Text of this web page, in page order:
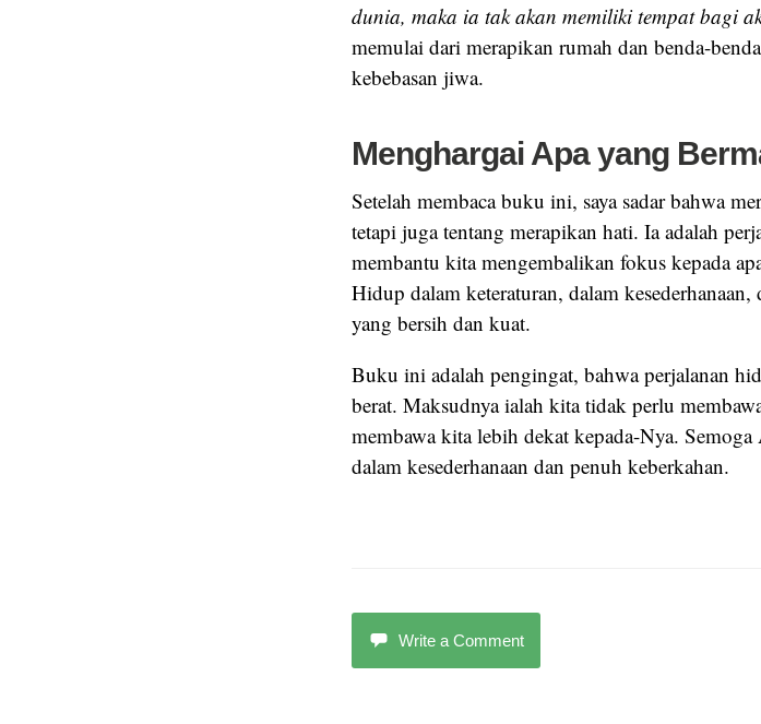
dunia, maka ia tak akan memiliki tempat bagi
memulai dari merapikan rumah dan benda-
kebebasan jiwa.
Menghargai Apa yang
Setelah membaca buku ini, saya sadar bahwa
tetapi juga tentang merapikan hati. Ia adalah
membantu kita mengembalikan fokus kepada
Hidup dalam keteraturan, dalam
yang bersih dan kuat.
Buku ini adalah pengingat, bahwa perjalanan
berat. Maksudnya ialah kita tidak perlu
membawa kita lebih dekat kepada-Nya.
dalam kesederhanaan dan penuh keberkahan.
Write a Comment